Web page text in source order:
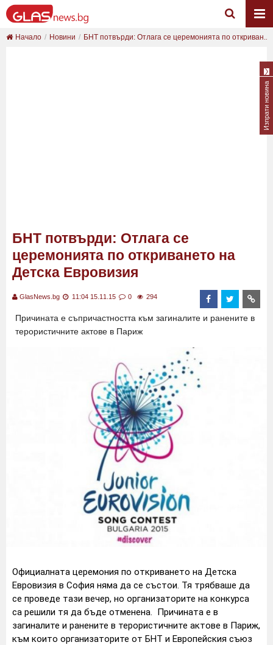
Начало Новини БНТ потвърди: Отлага се церемонията по откриван...
БНТ потвърди: Отлага се
церемонията по откриването на
Детска Евровизия
GlasNews.bg 11:04 15.11.15 0 294
Причината е съпричастността към загиналите и ранените в
терористичните актове в Париж
Официалната церемония по откриването на Детска
Евровизия в София няма да се състои. Тя трябваше да
се проведе тази вечер, но организаторите на конкурса
са решили тя да бъде отменена.
Причината е в
загиналите и ранените в терористичните актове в Париж,
към които организаторите от БНТ и Европейския съюз
Изпрати новина